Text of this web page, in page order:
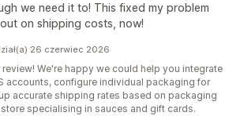
we need it to! This fixed my problem
on shipping costs, now!
26 czerwiec 2026
We're happy we could help you integrate
accounts, configure individual packaging for
accurate shipping rates based on packaging
specialising in sauces and gift cards.